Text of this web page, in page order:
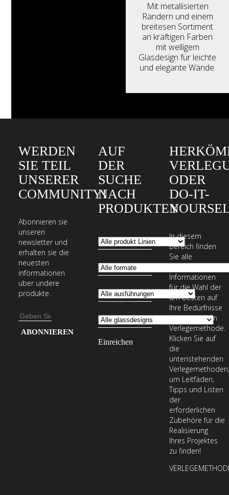
Mit metallisierten
Rändern und einem
breitesen Sortiment
an kräftigen Farben
mit welligem
Glasdesign für leichte
und elegante Wände.
WERDEN
SIE TEIL
UNSERER
COMMUNITY!
Abonnieren sie
unseren
newsletter und
erhalten sie die
neuesten
informationen
uber undere
produkte.
E-
Mail-
Geben
AUF
DER
SUCHE
NACH
PRODUKTEN
ODER
DO-IT-
In diesem
Bereich finden
Sie alle
Informationen
für die Wahl der
am besten auf
Ihre Bedürfnisse
abgestimmten
Verlegemethode.
Klicken Sie auf
die
untenstehenden
Verlegemethoden,
um Leitfäden,
Tipps und Listen
der
erforderlichen
Zubehöre für die
Realisierung
Ihres Projektes
zu finden!